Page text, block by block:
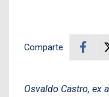
Comparte
Osvaldo Castro, ex